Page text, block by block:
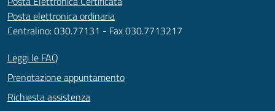
Posta elettronica ordinaria
Centralino: 030.77131 - Fax 030.7713217
Leggi le FAQ
Prenotazione appuntamento
Richiesta assistenza